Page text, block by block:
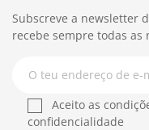
Subscreve a newsletter
recebe sempre todas as
Aceito as
confidencialidade